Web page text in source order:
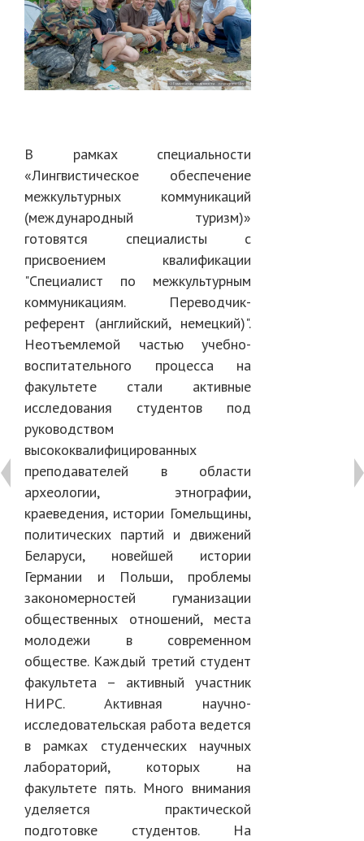
В рамках специальности
«Лингвистическое обеспечение
межкультурных коммуникаций
(международный туризм)»
готовятся специалисты с
присвоением квалификации
"Специалист по межкультурным
коммуникациям. Переводчик-
референт (английский, немецкий)".
Неотъемлемой частью учебно-
воспитательного процесса на
факультете стали активные
исследования студентов под
руководством
высококвалифицированных
преподавателей в области
археологии, этнографии,
краеведения, истории Гомельщины,
политических партий и движений
Беларуси, новейшей истории
Германии и Польши, проблемы
закономерностей гуманизации
общественных отношений, места
молодежи в современном
обществе. Каждый третий студент
факультета – активный участник
НИРС. Активная научно-
исследовательская работа ведется
в рамках студенческих научных
лабораторий, которых на
факультете пять. Много внимания
уделяется практической
подготовке студентов. На